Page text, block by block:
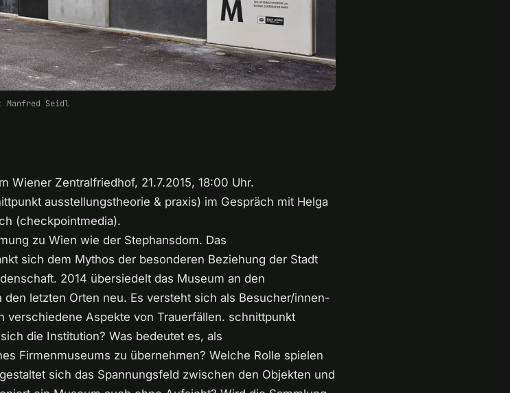
Manfred Seidl
Wiener Zentralfriedhof, 21.7.2015, 18:00 Uhr.
ausstellungstheorie & praxis) im Gespräch mit Helga
(checkpointmedia).
zu Wien wie der Stephansdom. Das
sich dem Mythos der besonderen Beziehung der Stadt
2014 übersiedelt das Museum an den
letzten Orten neu. Es versteht sich als Besucher/innen-
verschiedene Aspekte von Trauerfällen. schnittpunkt
die Institution? Was bedeutet es, als
Firmenmuseums zu übernehmen? Welche Rolle spielen
sich das Spannungsfeld zwischen den Objekten und